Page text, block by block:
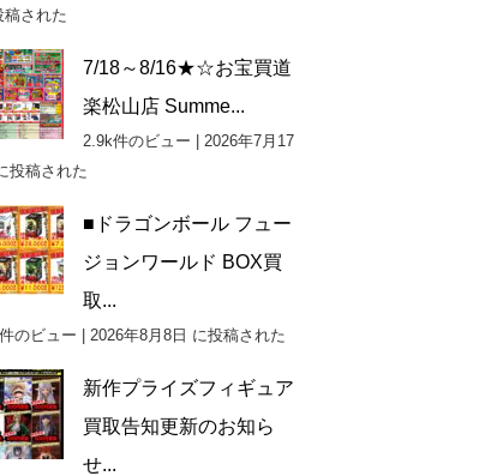
稿された
7/18～8/16★☆お宝買道
楽松山店 Summe...
2.9k件のビュー
2026年7月17
投稿された
■ドラゴンボール フュー
ジョンワールド BOX買
取...
のビュー 2026年8月8日 に投稿された
新作プライズフィギュア
買取告知更新のお知ら
せ...